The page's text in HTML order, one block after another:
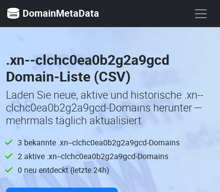
DomainMetaData
.xn--clchc0ea0b2g2a9gcd
Domain-Liste (CSV)
Laden Sie neue, aktive und historische .xn--
clchc0ea0b2g2a9gcd-Domains herunter —
mehrmals täglich aktualisiert
3 bekannte .xn--clchc0ea0b2g2a9gcd-Domains
2 aktive .xn--clchc0ea0b2g2a9gcd-Domains
0 neu entdeckt (letzte 24h)